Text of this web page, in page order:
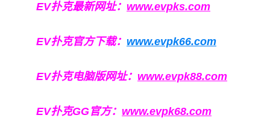
EV扑克最新网址： www.evpks.com
EV扑克官方下载： www.evpk66.com
EV扑克电脑版网址： www.evpk88.com
EV扑克GG官方： www.evpk68.com